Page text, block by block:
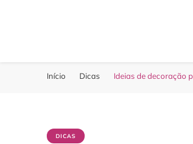
Sua Melhor
Início Dicas Ideias de decoração
DICAS